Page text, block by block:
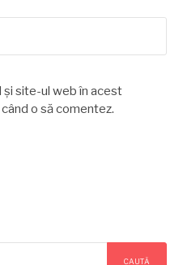
și site-ul web în acest
o să comentez.
CAUTĂ